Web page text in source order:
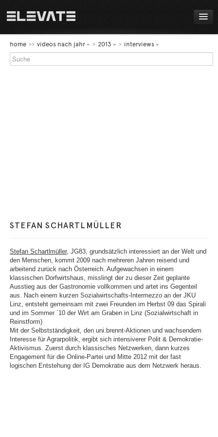
FESTIVAL
PROGRAMM
home videos nach jahr 2013 interviews
STEFAN SCHARTLMÜLLER
Stefan Schartlmüller, JG83, grundsätzlich interessiert an der Welt und
den Menschen, kommt 2009 nach mehreren Jahren reisend und
arbeitend zurück nach Österreich. Aufgewachsen in einem
klassischen Dorfwirtshaus, misslingt der zu dieser Zeit geplante
Ausstieg aus der Gastronomie vollkommen und artet ins Gegenteil
aus. Nach einem kurzen Sozialwirtschafts-Intermezzo an der JKU
Linz, entsteht gemeinsam mit zwei Freunden im Herbst 09 das Spirali
und im Sommer ´10 der Wirt am Graben in Linz (Sozialwirtschaft in
Reinstform)
Mit der Selbstständigkeit, den uni.brennt-Aktionen und wachsendem
Interesse für Agrarpolitik, ergibt sich intensiverer Polit & Demokratie-
Aktivismus. Zuerst durch klassisches Netzwerken, dann kurzes
Engagement für die Online-Partei und Mitte 2012 mit der fast
logischen Entstehung der IG Demokratie aus dem Netzwerk heraus.